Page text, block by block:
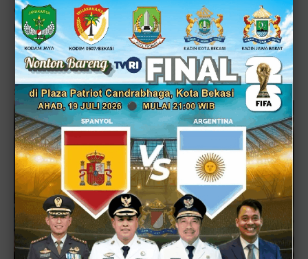
dengan lahan sedikitnya mampu menerima 3 mobil dan
puluhan motor yang bisa diparkir di sini.
Sidik Rizal - dobeldobel.co.cc